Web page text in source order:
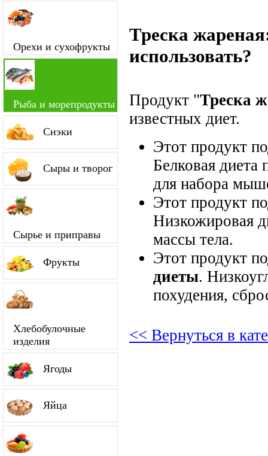
Орехи и сухофрукты
Рыба и морепродукты
Снэки
Сыры и творог
Сырье и приправы
Фрукты
Хлебобулочные
изделия
Ягоды
Яйца
Треска
использовать?
Продукт "Треска
известных диет.
Этот продукт
Белковая диета
для набора
Этот продукт
Низкожировая
массы тела.
Этот продукт
диеты.
похудения,
<< Вернуться в